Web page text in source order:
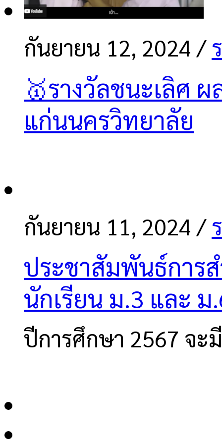
กันยายน 12, 2024 /
🥇รางวัลชนะเลิศ
แก่นนครวิทยาลัย
กันยายน 11, 2024 /
ประชาสัมพันธ์การ
นักเรียน ม.3 และ ม
ปีการศึกษา 2567 จะ